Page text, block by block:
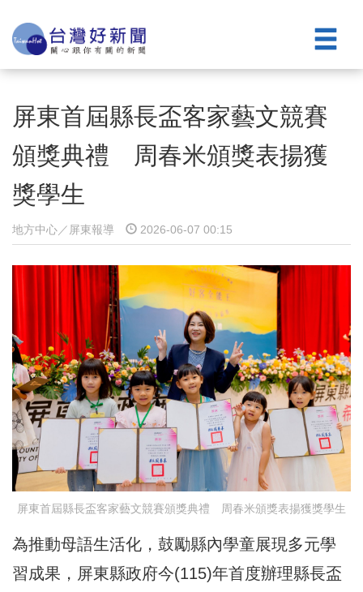
屏東首屆縣長盃客家藝文競賽
頒獎典禮 周春米頒獎表揚獲
獎學生
地方中心／屏東報導 2026-06-07 00:15
屏東首屆縣長盃客家藝文競賽頒獎典禮 周春米頒獎表揚獲獎學生
為推動母語生活化，鼓勵縣內學童展現多元學
習成果，屏東縣政府今(115)年首度辦理縣長盃